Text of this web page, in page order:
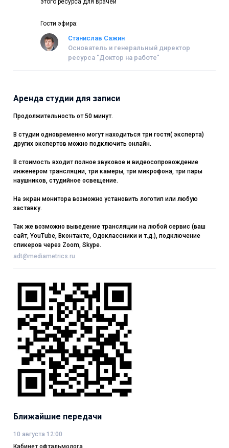
этого ресурса для врачей
Гости эфира:
Станислав Сажин
Основатель и генеральный директор
ресурса "Доктор на работе"
Аренда студии для записи
Продолжительность от 50 минут.
В студии одновременно могут находиться три гостя( эксперта)
других экспертов можно подключить онлайн.
В стоимость входит полное звуковое и видеосопровождение
инженером трансляции, три камеры, три микрофона, три пары
наушников, студийное освещение.
На экран монитора возможно установить логотип или любую
заставку.
Так же возможно выведение трансляции на любой сервис (ваш
сайт, YouTube, Вконтакте, Одоклассники и т.д.), подключение
спикеров через Zoom, Skype.
adt@mediametrics.ru
Ближайшие передачи
10 августа 12:00
Кабинет офтальмолога